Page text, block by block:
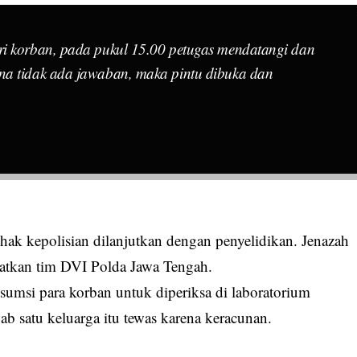
korban, pada pukul 15.00 petugas mendatangi dan
tidak ada jawaban, maka pintu dibuka dan
kepolisian dilanjutkan dengan penyelidikan. Jenazah
tim DVI Polda Jawa Tengah.
para korban untuk diperiksa di laboratorium
satu keluarga itu tewas karenakeracunan.